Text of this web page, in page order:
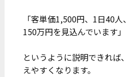
「客単価1,500円、1日40
150万円を見込んでいます」
というように説明できれば
えやすくなります。